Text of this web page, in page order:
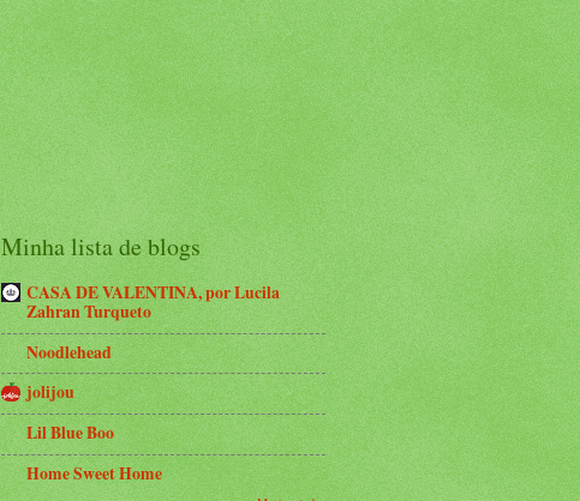
Minha lista de blogs
CASA DE VALENTINA, por Lucila
Zahran Turqueto
Noodlehead
jolijou
Lil Blue Boo
Home Sweet Home